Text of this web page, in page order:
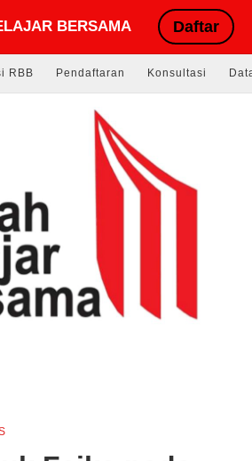
BERSAMA Daftar
RBB Pendaftaran Konsultasi